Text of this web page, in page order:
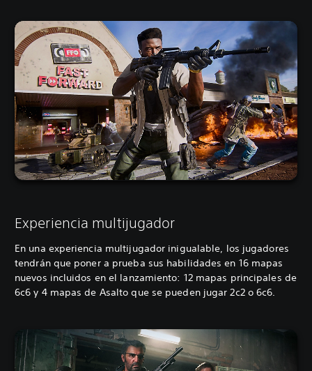
Experiencia multijugador
En una experiencia multijugador inigualable, los jugadores
tendrán que poner a prueba sus habilidades en 16 mapas
nuevos incluidos en el lanzamiento: 12 mapas principales de
6c6 y 4 mapas de Asalto que se pueden jugar 2c2 o 6c6.